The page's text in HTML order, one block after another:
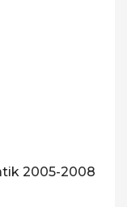
2005-2008